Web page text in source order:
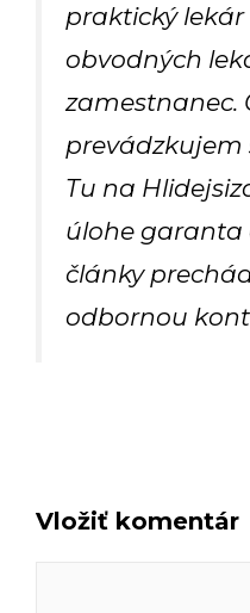
praktický
obvodných
zamestnanec.
Tu na
úlohe garanta
články
odbornou
Vložiť komentár